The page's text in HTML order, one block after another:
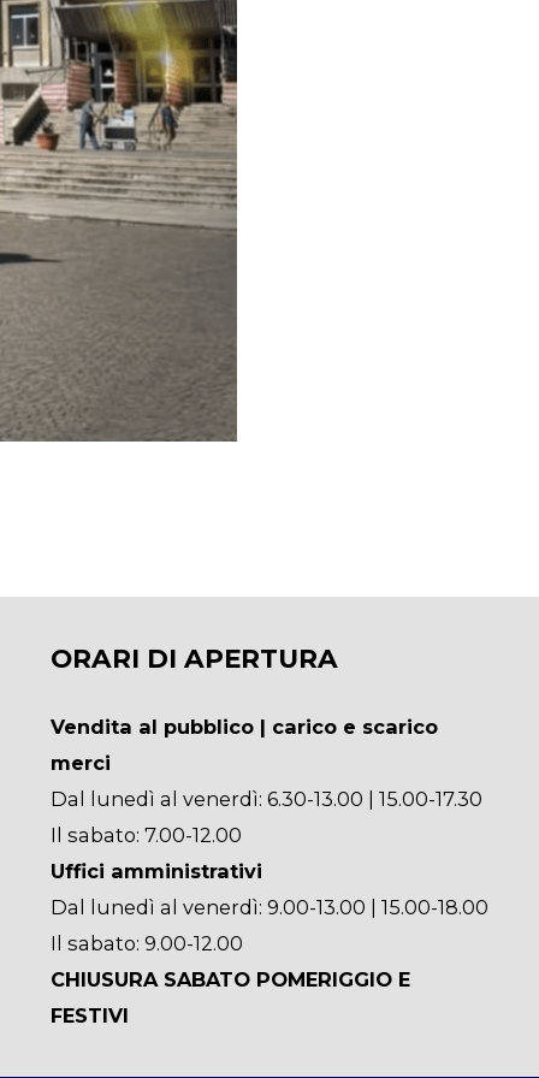
ORARI DI APERTURA
Vendita al pubblico | carico e scarico
merci
Dal lunedì al venerdì: 6.30-13.00 | 15.00-17.30
Il sabato: 7.00-12.00
Uffici amministrativi
Dal lunedì al venerdì: 9.00-13.00 | 15.00-18.00
Il sabato: 9.00-12.00
CHIUSURA SABATO POMERIGGIO E
FESTIVI